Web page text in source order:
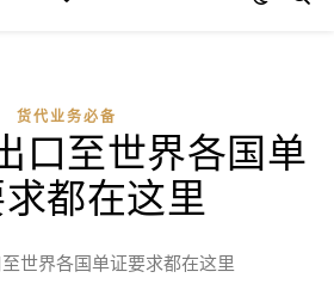
货代业务必备
口至世界各国单
都在这里
世界各国单证要求都在这里